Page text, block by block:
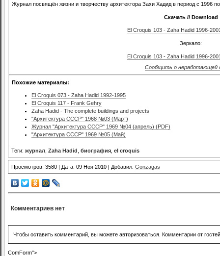
Журнал посвящён жизни и творчеству архитектора Захи Хадид в период с 1996
Скачать // Download
El Croquis 103 - Zaha Hadid 1996-
Зеркало:
El Croquis 103 - Zaha Hadid 1996-
Сообщить о неработающей
Похожие материалы:
El Croquis 073 - Zaha Hadid 1992-1995
El Croquis 117 - Frank Gehry
Zaha Hadid - The complete buildings and projects
"Архитектура СССР" 1968 №03 (Март)
Журнал "Архитектура СССР" 1969 №04 (апрель) (PDF)
"Архитектура СССР" 1969 №05 (Май)
Теги: журнал Zaha Hadid биография el croquis
Просмотров: 3580 | Дата: 09 Ноя 2010 | Добавил: Gonzagas
Комментариев нет
Чтобы оставить комментарий, вы можете авторизоваться. Комментарии от
ComForm">